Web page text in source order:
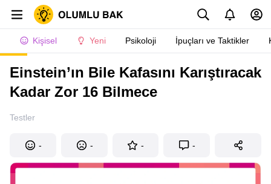
Kişisel Yeni Psikoloji İpuçları ve Taktikler
Einstein’ın Bile Kafasını Karıştıracak
Kadar Zor 16 Bilmece
Testler
- - - -